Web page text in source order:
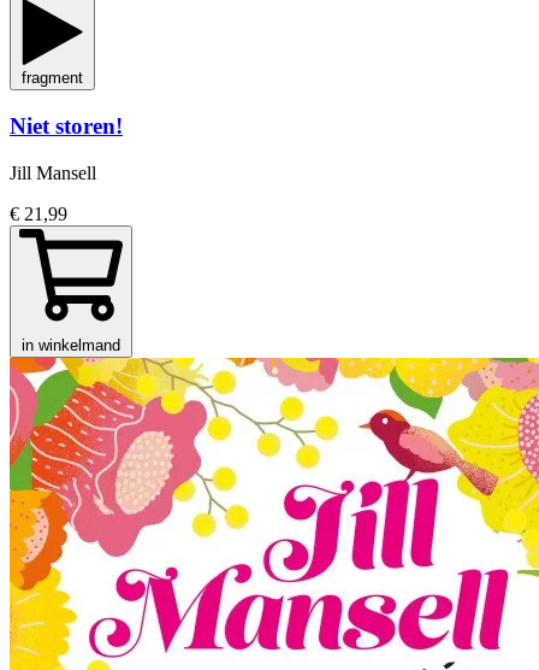
fragment
Niet storen!
Jill Mansell
€ 21,99
in winkelmand